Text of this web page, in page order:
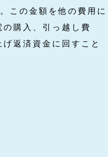
この金額を他の費用に
購入、引っ越し費
返済資金に回すこと